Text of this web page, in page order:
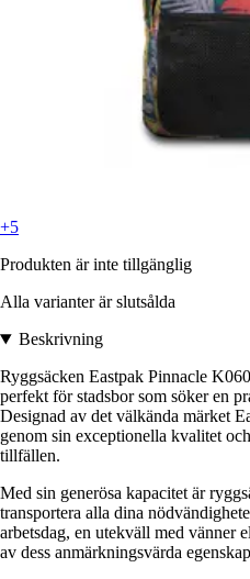
+5
Produkten är inte tillgänglig
Alla varianter är slutsålda
Beskrivning
Ryggsäcken Eastpak Pinnacle
perfekt för stadsbor som söker en
Designad av det välkända märket
genom sin exceptionella kvalitet
tillfällen.
Med sin generösa kapacitet är
transportera alla dina
arbetsdag, en utekväll med vänner
av dess anmärkningsvärda